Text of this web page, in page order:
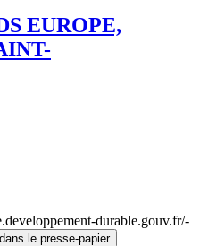
EUROPE,
durable.gouv.fr/-
le presse-papier